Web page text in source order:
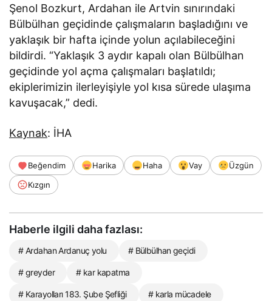
Şenol Bozkurt, Ardahan ile Artvin sınırındaki
Bülbülhan geçidinde çalışmaların başladığını ve
yaklaşık bir hafta içinde yolun açılabileceğini
bildirdi. “Yaklaşık 3 aydır kapalı olan Bülbülhan
geçidinde yol açma çalışmaları başlatıldı;
ekiplerimizin ilerleyişiyle yol kısa sürede ulaşıma
kavuşacak,” dedi.
Kaynak: İHA
Beğendim Harika Haha Vay
Üzgün
Kızgın
Haberle ilgili daha fazlası:
# Ardahan Ardanuç yolu # Bülbülhan geçidi
# greyder # kar kapatma
# Karayolları 183. Şube Şefliği # karla mücadele